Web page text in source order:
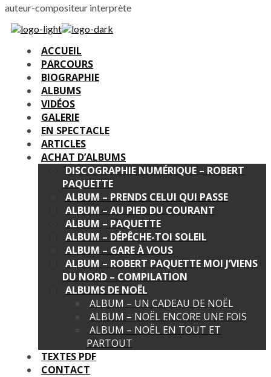
auteur-compositeur interprète
ACCUEIL
PARCOURS
BIOGRAPHIE
ALBUMS
VIDÉOS
GALERIE
EN SPECTACLE
ARTICLES
ACHAT D’ALBUMS
DISCOGRAPHIE NUMÉRIQUE – ROBERT
PAQUETTE
ALBUM – PRENDS CELUI QUI PASSE
ALBUM – AU PIED DU COURANT
ALBUM – PAQUETTE
ALBUM – DÉPÊCHE-TOI SOLEIL
ALBUM – GARE À VOUS
ALBUM – ROBERT PAQUETTE MOI J’VIENS
DU NORD – COMPILATION
ALBUMS DE NOËL
ALBUM – UN CADEAU DE NOËL
ALBUM – NOËL ENCORE UNE FOIS
ALBUM – NOËL EN TOUT ET
PARTOUT
TEXTES PDF
CONTACT